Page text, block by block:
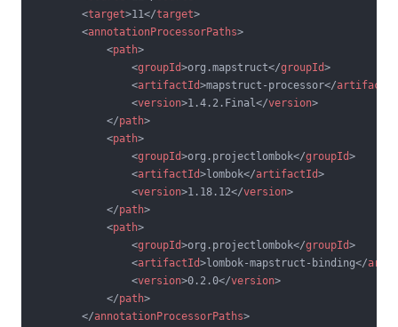
<target>11</target>
<annotationProcessorPaths>
<path>
<groupId>org.mapstruct</groupId>
<artifactId>mapstruct-processor</artifactId
<version>1.4.2.Final</version>
</path>
<path>
<groupId>org.projectlombok</groupId>
<artifactId>lombok</artifactId>
<version>1.18.12</version>
</path>
<path>
<groupId>org.projectlombok</groupId>
<artifactId>lombok-mapstruct-binding</
<version>0.2.0</version>
</path>
</annotationProcessorPaths>